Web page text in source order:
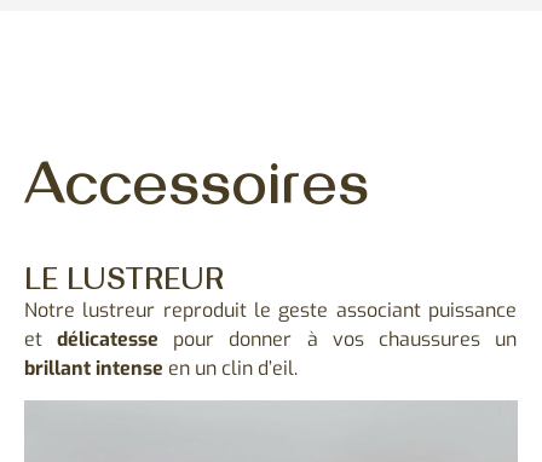
Accessoires
LE LUSTREUR
Notre lustreur reproduit le geste associant puissance
etdélicatesse pour donner à vos chaussures un
brillant intense en un clin d’eil.